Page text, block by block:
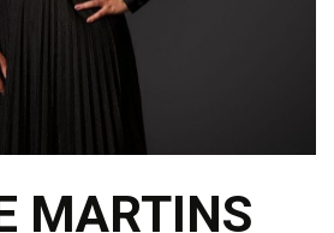
MARTINS